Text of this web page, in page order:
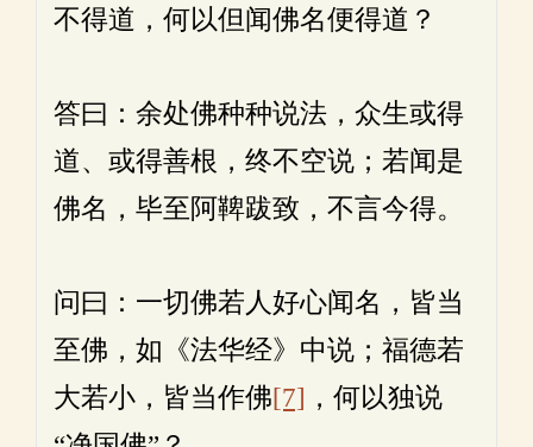
不得道，何以但闻佛名便得道？
答曰：余处佛种种说法，众生或得
道、或得善根，终不空说；若闻是
佛名，毕至阿鞞跋致，不言今得。
问曰：一切佛若人好心闻名，皆当
至佛，如《法华经》中说；福德若
大若小，皆当作佛[7] ，何以独说